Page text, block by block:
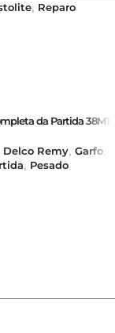
, Reparo
da Partida 38MT
Delco Remy, Garfo,
, Pesado